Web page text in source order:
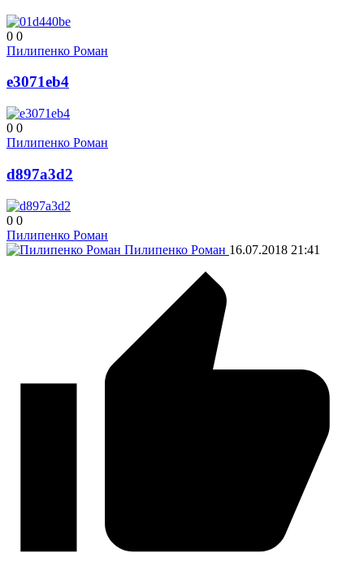
0 0
Пилипенко Роман
e3071eb4
0 0
Пилипенко Роман
d897a3d2
0 0
Пилипенко Роман
Пилипенко Роман 16.07.2018 21:41